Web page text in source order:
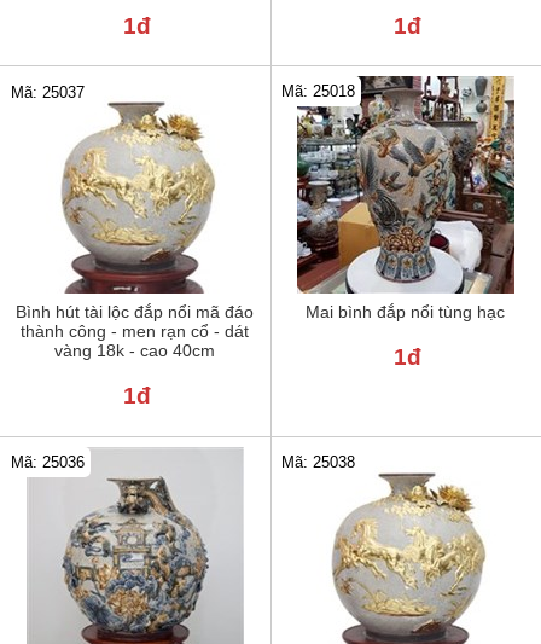
1đ 1đ
Bình hút tài lộc đắp nổi mã đáo
thành công - men rạn cổ - dát
vàng 18k - cao 40cm
Mã: 25037
1đ
Mai bình đắp nổi tùng hạc
Mã: 25018
1đ
Mã: 25036 Mã: 25038